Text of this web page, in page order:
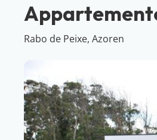
Rabo de Peixe, Azoren